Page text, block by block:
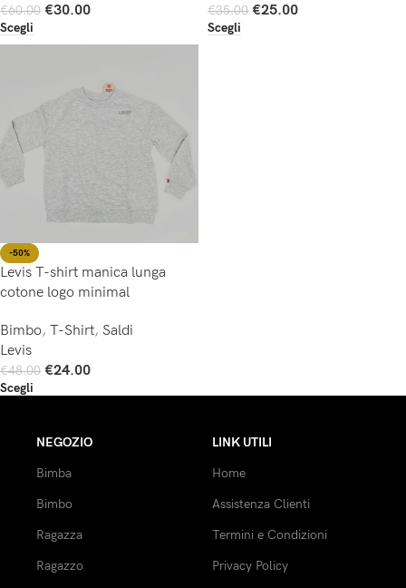
€60.00 €30.00
Scegli
€35.00 €25.00
Scegli
-50%
Levis T-shirt manica lunga
cotone logo minimal
Bimbo, T-Shirt, Saldi
Levis
€48.00 €24.00
Scegli
NEGOZIO
Bimba
Bimbo
Ragazza
Ragazzo
LINK UTILI
Home
Assistenza Clienti
Termini e Condizioni
Privacy Policy